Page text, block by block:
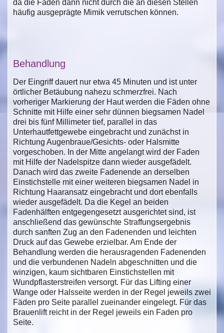
da die Fäden dann nicht durch die an diesen Stellen
häufig ausgeprägte Mimik verrutschen können.
Behandlung
Der Eingriff dauert nur etwa 45 Minuten und ist unter
örtlicher Betäubung nahezu schmerzfrei. Nach
vorheriger Markierung der Haut werden die Fäden ohne
Schnitte mit Hilfe einer sehr dünnen biegsamen Nadel
drei bis fünf Millimeter tief, parallel in das
Unterhautfettgewebe eingebracht und zunächst in
Richtung Augenbraue/Gesichts- oder Halsmitte
vorgeschoben. In der Mitte angelangt wird der Faden
mit Hilfe der Nadelspitze dann wieder ausgefädelt.
Danach wird das zweite Fadenende an derselben
Einstichstelle mit einer weiteren biegsamen Nadel in
Richtung Haaransatz eingebracht und dort ebenfalls
wieder ausgefädelt. Da die Kegel an beiden
Fadenhälften entgegengesetzt ausgerichtet sind, ist
anschließend das gewünschte Straffungsergebnis
durch sanften Zug an den Fadenenden und leichten
Druck auf das Gewebe erzielbar. Am Ende der
Behandlung werden die herausragenden Fadenenden
und die verbundenen Nadeln abgeschnitten und die
winzigen, kaum sichtbaren Einstichstellen mit
Wundpflasterstreifen versorgt. Für das Lifting einer
Wange oder Halsseite werden in der Regel jeweils zwei
Fäden pro Seite parallel zueinander eingelegt. Für das
Brauenlift reicht in der Regel jeweils ein Faden pro
Seite.